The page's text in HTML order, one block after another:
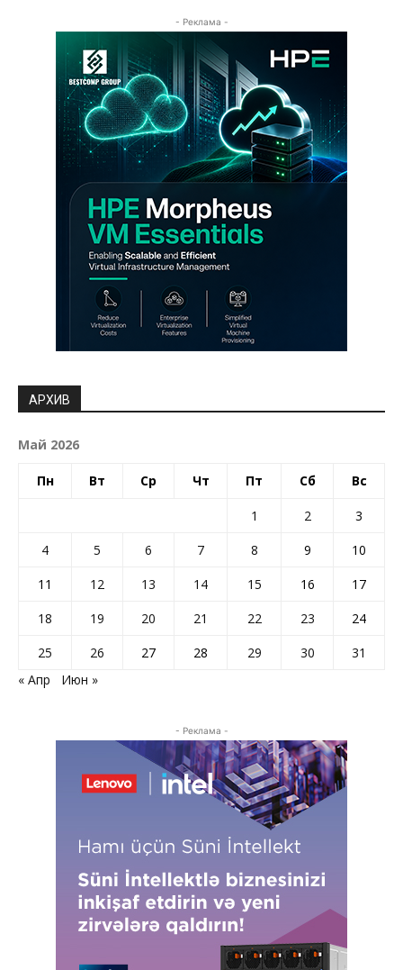
- Реклама -
АРХИВ
Май 2026
Пн Вт Ср Чт Пт Сб Вс
1 2
3
4
5 6 7 8 9
10
11
12 13 14 15 16
17
18
19 20 21 22 23
24
25
26 27 28 29 30
31
« Апр
Июн »
- Реклама -